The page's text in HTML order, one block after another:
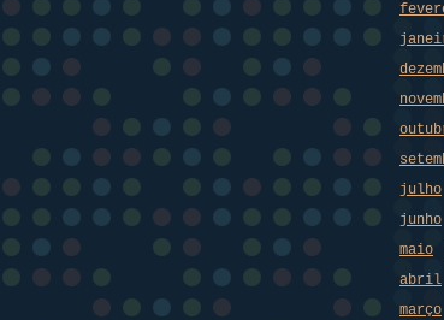
julho
junho
maio
abril
março